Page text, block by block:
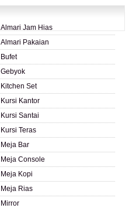
Almari Jam Hias
Almari Pakaian
Bufet
Gebyok
Kitchen Set
Kursi Kantor
Kursi Santai
Kursi Teras
Meja Bar
Meja Console
Meja Kopi
Meja Rias
Mirror